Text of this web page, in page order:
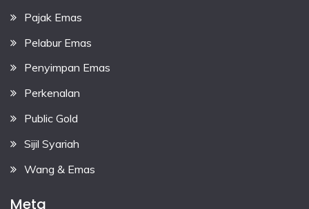
Pajak Emas
Pelabur Emas
Penyimpan Emas
Perkenalan
Public Gold
Sijil Syariah
Wang & Emas
Meta